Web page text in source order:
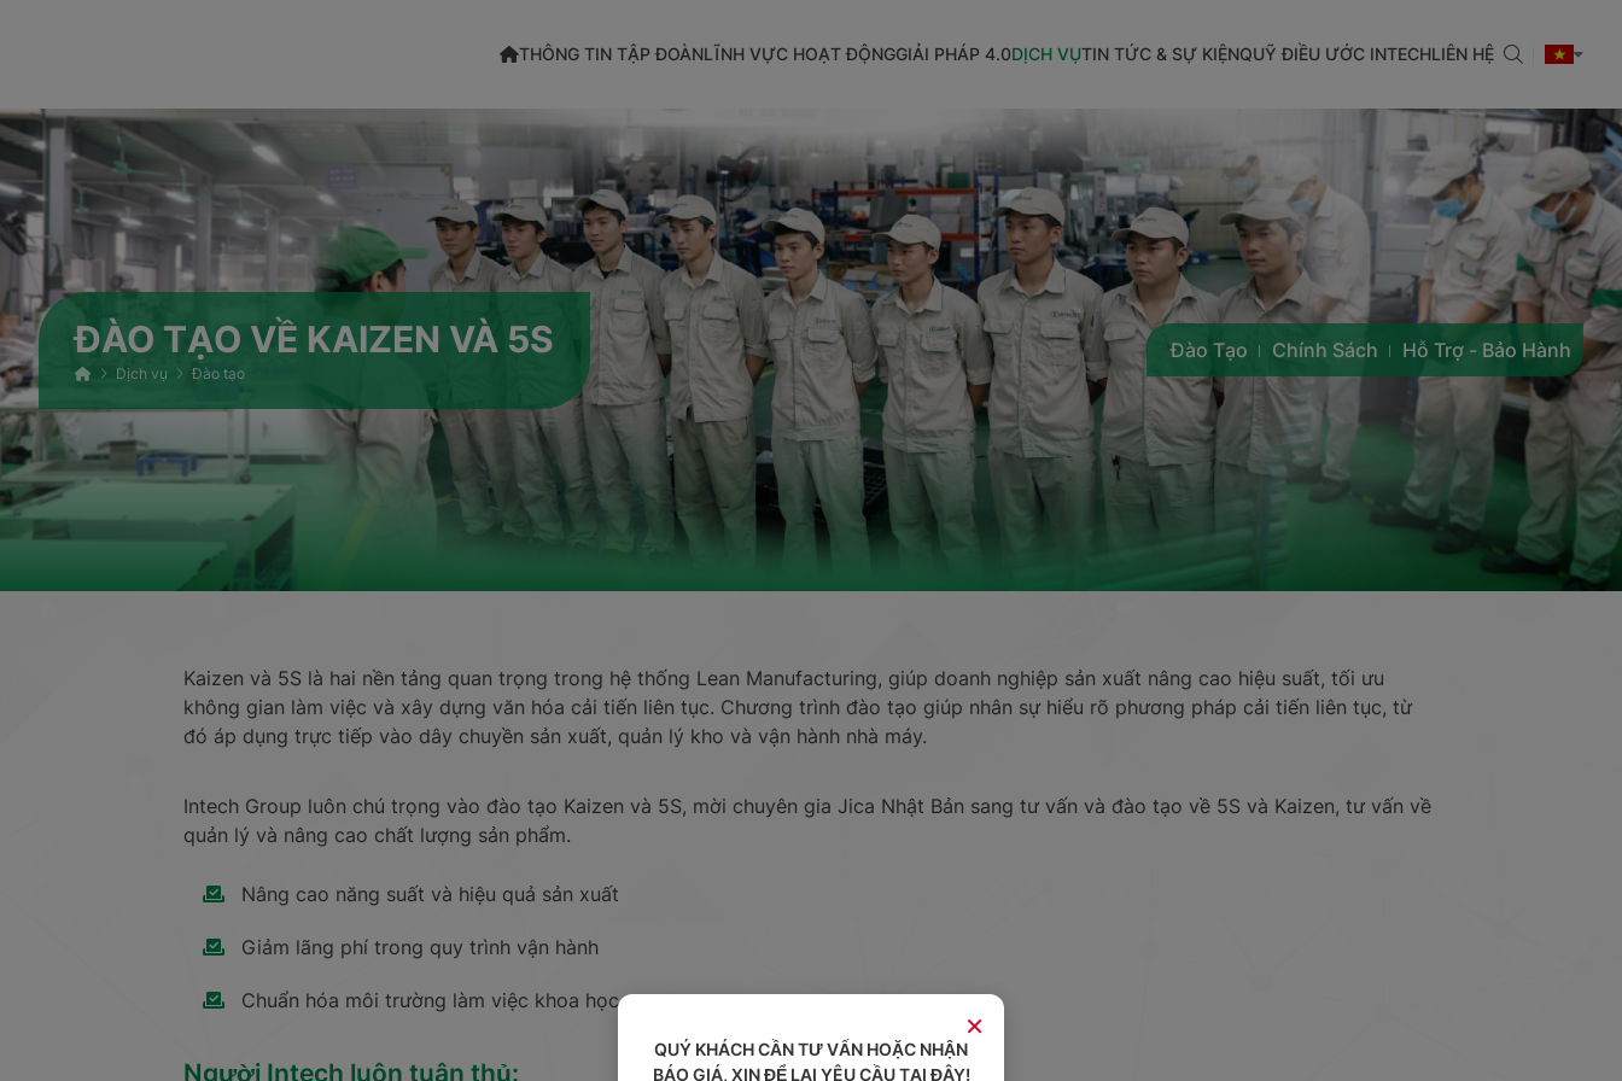
THÔNG TIN TẬP ĐOÀNLĨNH VỰC HOẠT ĐỘNGGIẢI PHÁP 4.0DỊCH VỤTIN TỨC & SỰ KIỆNQUỸ ĐIỀU ƯỚC INTECHLIÊN HỆ
ĐÀO TẠO VỀ KAIZEN VÀ 5S
Dịch vụ Đào tạo
Đào Tạo Chính Sách Hỗ Trợ - Bảo Hành
Kaizen và 5S là hai nền tảng quan trọng trong hệ thống Lean Manufacturing, giúp doanh nghiệp sản xuất nâng cao hiệu suất, tối ưu
không gian làm việc và xây dựng văn hóa cải tiến liên tục. Chương trình đào tạo giúp nhân sự hiểu rõ phương pháp cải tiến liên tục, từ
đó áp dụng trực tiếp vào dây chuyền sản xuất, quản lý kho và vận hành nhà máy.
Intech Group luôn chú trọng vào đào tạo Kaizen và 5S, mời chuyên gia Jica Nhật Bản sang tư vấn và đào tạo về 5S và Kaizen, tư vấn về
quản lý và nâng cao chất lượng sản phẩm.
Nâng cao năng suất và hiệu quả sản xuất
Giảm lãng phí trong quy trình vận hành
Chuẩn hóa môi trường làm việc khoa học
Người Intech luôn tuân thủ:
×
QUÝ KHÁCH CẦN TƯ VẤN HOẶC NHẬN
BÁO GIÁ, XIN ĐỂ LẠI YÊU CẦU TẠI ĐÂY!